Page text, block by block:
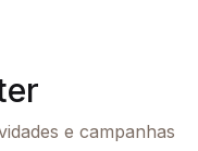
e campanhas